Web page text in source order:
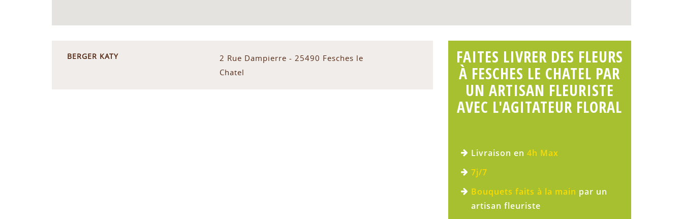
BERGER KATY
2 Rue Dampierre - 25490 Fesches le
Chatel
FAITES LIVRER DES FLEURS
À FESCHES LE CHATEL PAR
UN ARTISAN FLEURISTE
AVEC L'AGITATEUR FLORAL
Livraison en 4h Max
7j/7
Bouquets faits à la main par un
artisan fleuriste